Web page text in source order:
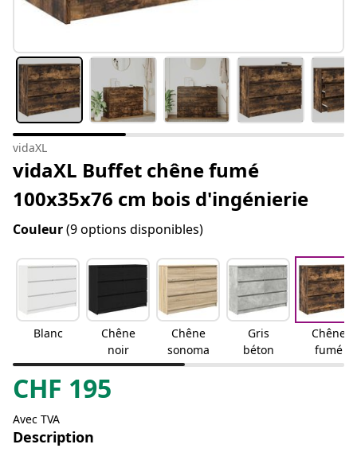
vidaXL
vidaXL Buffet chêne fumé
100x35x76 cm bois d'ingénierie
Couleur(9 options disponibles)
Blanc
Chêne
noir
Chêne
sonoma
Gris
béton
Chêne
fumé
CHF 195
Avec TVA
Description